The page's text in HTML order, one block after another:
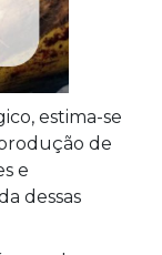
estima-se
de
e
dessas